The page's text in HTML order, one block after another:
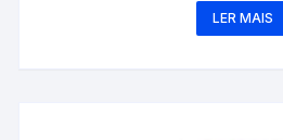
LER MAIS